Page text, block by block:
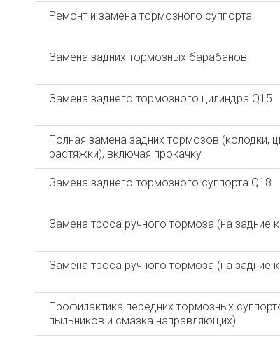
Ремонт и замена тормозного суппорта
Замена задних тормозных барабанов
Замена заднего тормозного цилиндра Q15
Полная замена задних тормозов (колодки,
растяжки), включая прокачку
Замена заднего тормозного суппорта Q18
Замена троса ручного тормоза (на задние
Замена троса ручного тормоза (на задние
Профилактика передних тормозных
пыльников и смазка направляющих)